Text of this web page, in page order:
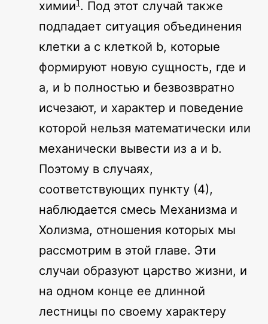
химии1 . Под этот случай также
подпадает ситуация объединения
клетки a с клеткой b, которые
формируют новую сущность, где и
a, и b полностью и безвозвратно
исчезают, и характер и поведение
которой нельзя математически или
механически вывести из a и b.
Поэтому в случаях,
соответствующих пункту (4),
наблюдается смесь Механизма и
Холизма, отношения которых мы
рассмотрим в этой главе. Эти
случаи образуют царство жизни, и
на одном конце ее длинной
лестницы по своему характеру